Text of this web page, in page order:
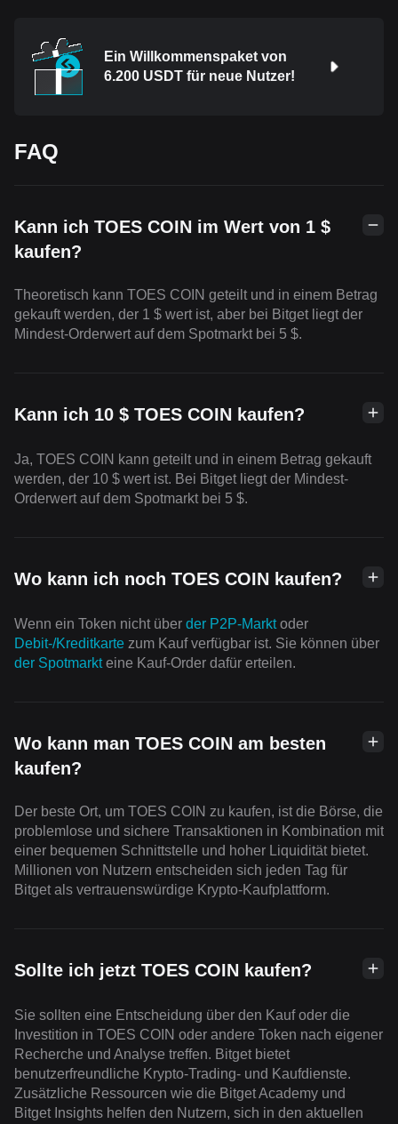
Ein Willkommenspaket von
6.200 USDT für neue Nutzer!
FAQ
Kann ich TOES COIN im Wert von 1 $
kaufen?
Theoretisch kann TOES COIN geteilt und in einem Betrag
gekauft werden, der 1 $ wert ist, aber bei Bitget liegt der
Mindest-Orderwert auf dem Spotmarkt bei 5 $.
Kann ich 10 $ TOES COIN kaufen?
Ja, TOES COIN kann geteilt und in einem Betrag gekauft
werden, der 10 $ wert ist. Bei Bitget liegt der Mindest-
Orderwert auf dem Spotmarkt bei 5 $.
Wo kann ich noch TOES COIN kaufen?
Wenn ein Token nicht über der P2P-Marktoder
Debit-/Kreditkarte zum Kauf verfügbar ist. Sie können über
der Spotmarkteine Kauf-Order dafür erteilen.
Wo kann man TOES COIN am besten
kaufen?
Der beste Ort, um TOES COIN zu kaufen, ist die Börse, die
problemlose und sichere Transaktionen in Kombination mit
einer bequemen Schnittstelle und hoher Liquidität bietet.
Millionen von Nutzern entscheiden sich jeden Tag für
Bitget als vertrauenswürdige Krypto-Kaufplattform.
Sollte ich jetzt TOES COIN kaufen?
Sie sollten eine Entscheidung über den Kauf oder die
Investition in TOES COIN oder andere Token nach eigener
Recherche und Analyse treffen. Bitget bietet
benutzerfreundliche Krypto-Trading- und Kaufdienste.
Zusätzliche Ressourcen wie die Bitget Academy und
Bitget Insights helfen den Nutzern, sich in den aktuellen